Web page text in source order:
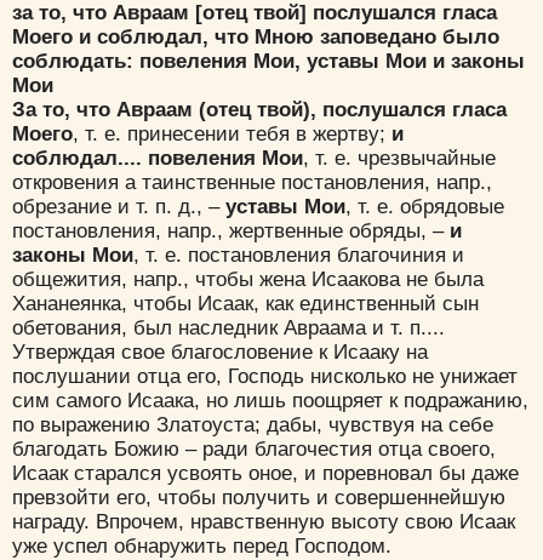
за то, что Авраам [отец твой] послушался гласа
Моего и соблюдал, что Мною заповедано было
соблюдать: повеления Мои, уставы Мои и законы
Мои
За то, что Авраам (отец твой), послушался гласа
Моего, т. е. принесении тебя в жертву; и
соблюдал.... повеления Мои, т. е. чрезвычайные
откровения а таинственные постановления, напр.,
обрезание и т. п. д., – уставы Мои, т. е. обрядовые
постановления, напр., жертвенные обряды, – и
законы Мои, т. е. постановления благочиния и
общежития, напр., чтобы жена Исаакова не была
Хананеянка, чтобы Исаак, как единственный сын
обетования, был наследник Авраама и т. п....
Утверждая свое благословение к Исааку на
послушании отца его, Господь нисколько не унижает
сим самого Исаака, но лишь поощряет к подражанию,
по выражению Златоуста; дабы, чувствуя на себе
благодать Божию – ради благочестия отца своего,
Исаак старался усвоять оное, и поревновал бы даже
превзойти его, чтобы получить и совершеннейшую
награду. Впрочем, нравственную высоту свою Исаак
уже успел обнаружить перед Господом.